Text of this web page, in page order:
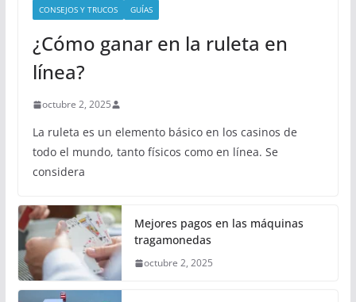
CONSEJOS Y TRUCOS
GUÍAS
¿Cómo ganar en la ruleta en
línea?
octubre 2, 2025
La ruleta es un elemento básico en los casinos de
todo el mundo, tanto físicos como en línea. Se
considera
Mejores pagos en las máquinas
tragamonedas
octubre 2, 2025